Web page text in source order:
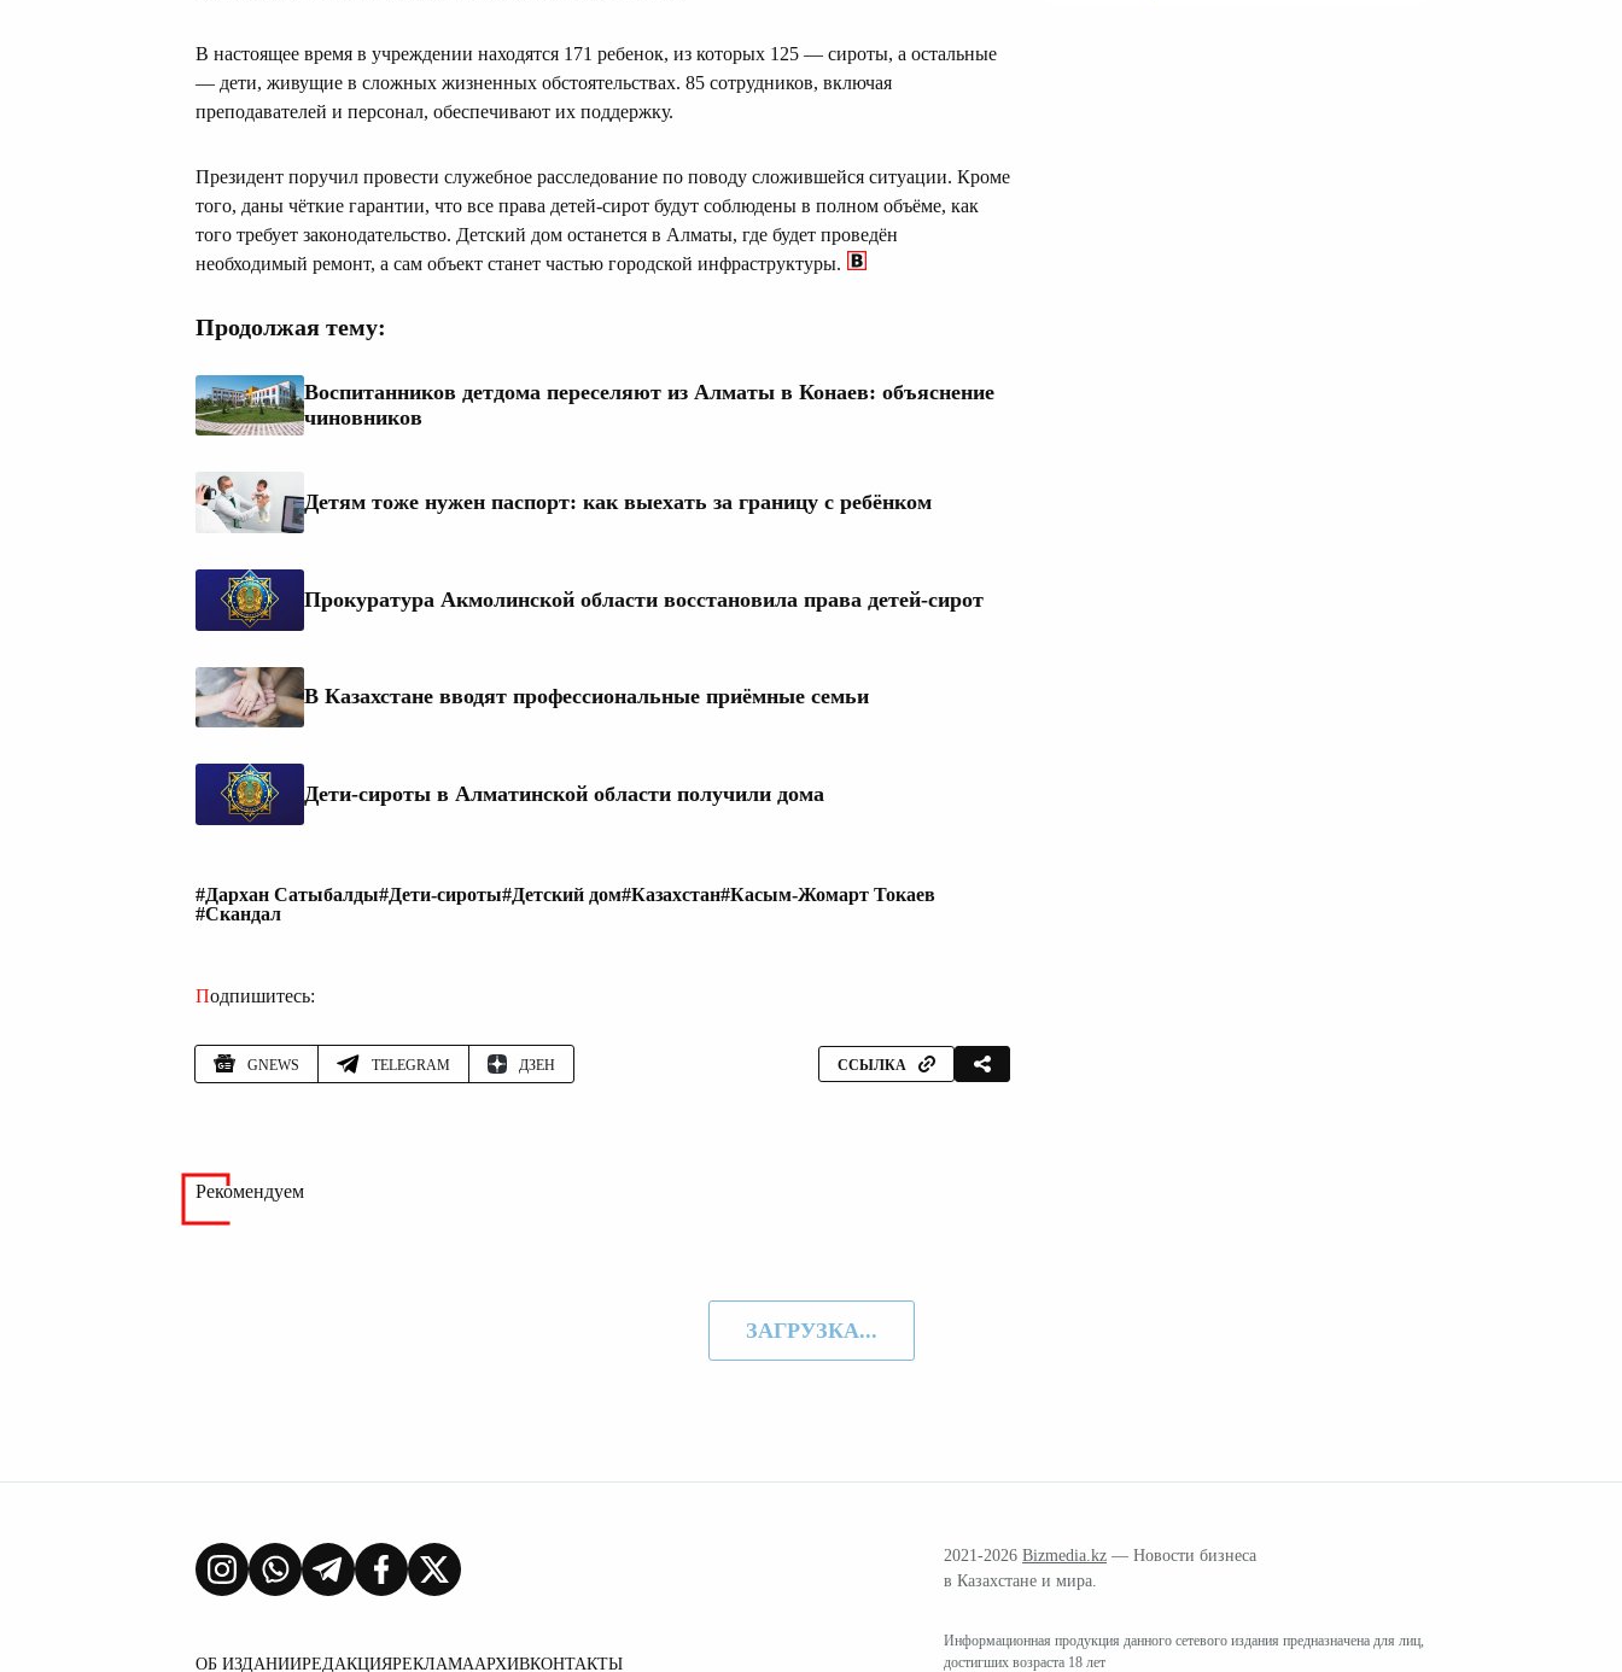
В настоящее время в учреждении находятся 171 ребенок, из которых 125 — сироты, а остальные
— дети, живущие в сложных жизненных обстоятельствах. 85 сотрудников, включая
преподавателей и персонал, обеспечивают их поддержку.
Президент поручил провести служебное расследование по поводу сложившейся ситуации. Кроме
того, даны чёткие гарантии, что все права детей-сирот будут соблюдены в полном объёме, как
того требует законодательство. Детский дом останется в Алматы, где будет проведён
необходимый ремонт, а сам объект станет частью городской инфраструктуры.
Продолжая тему:
Воспитанников детдома переселяют из Алматы в Конаев: объяснение
чиновников
Детям тоже нужен паспорт: как выехать за границу с ребёнком
Прокуратура Акмолинской области восстановила права детей-сирот
В Казахстане вводят профессиональные приёмные семьи
Дети-сироты в Алматинской области получили дома
#Дархан Сатыбалды#Дети-сироты#Детский дом#Казахстан#Касым-Жомарт Токаев
#Скандал
Подпишитесь:
GNEWS TELEGRAM ДЗЕН ССЫЛКА
Рекомендуем
ЗАГРУЗКА...
ОБ ИЗДАНИИРЕДАКЦИЯРЕКЛАМААРХИВКОНТАКТЫ
2021-2026 Bizmedia.kz — Новости бизнеса
в Казахстане и мира.
Информационная продукция данного сетевого издания предназначена для лиц,
достигших возраста 18 лет